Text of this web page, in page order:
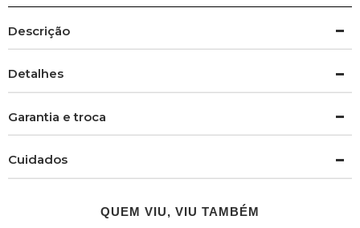
Descrição
Detalhes
Garantia e troca
Cuidados
QUEM VIU, VIU TAMBÉM